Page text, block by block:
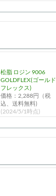
松脂 ロジン 9006
GOLDFLEX(ゴールド
フレックス)
価格：2,288円（税
込、送料無料)
(2024/5/1時点)